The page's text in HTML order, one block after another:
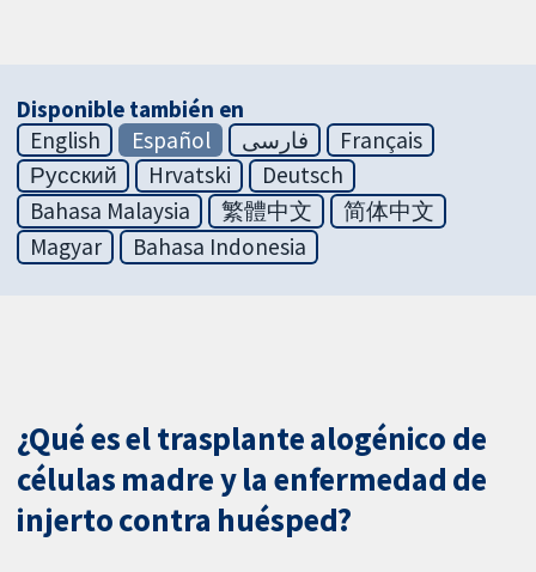
Disponible también en
English
Español فارسی
Français
Русский
Hrvatski
Deutsch
Bahasa Malaysia
繁體中文
简体中文
Magyar
Bahasa Indonesia
¿Qué es el trasplante alogénico de
células madre y la enfermedad de
injerto contra huésped?